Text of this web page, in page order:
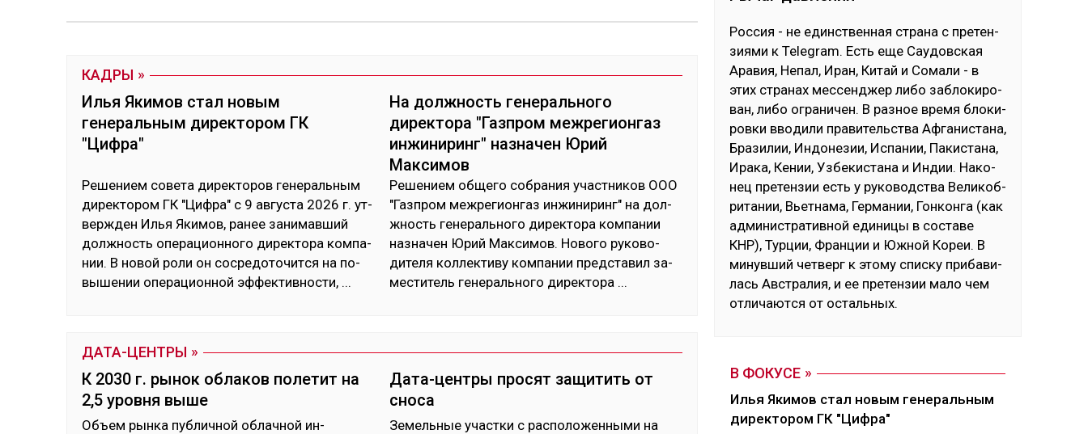
КАДРЫ
Илья Якимов стал новым
генеральным директором ГК
"Цифра"
Ре­шением со­вета ди­рек­то­ров ге­нераль­ным
ди­рек­то­ром ГК "Циф­ра" с 9 ав­гус­та 2026 г. ут­
вер­жден Илья Яки­мов, ра­нее за­нимав­ший
дол­жность опе­рацион­но­го ди­рек­то­ра ком­па­
нии. В но­вой ро­ли он сос­ре­дото­чит­ся на по­
выше­нии опе­рацион­ной эф­фек­тив­нос­ти, ...
На должность генерального
директора "Газпром межрегионгаз
инжиниринг" назначен Юрий
Максимов
Ре­шением об­ще­го соб­ра­ния учас­тни­ков ООО
"Газ­пром меж­ре­гион­газ ин­жи­ниринг" на дол­
жность ге­нераль­но­го ди­рек­то­ра ком­па­нии
наз­на­чен Юрий Мак­си­мов. Но­вого ру­ково­
дите­ля кол­лек­ти­ву ком­па­нии пред­ста­вил за­
мес­ти­тель ге­нераль­но­го ди­рек­то­ра ...
ДАТА-ЦЕНТРЫ
К 2030 г. рынок облаков полетит на
2,5 уровня выше
Объ­ем рын­ка пуб­лич­ной об­лач­ной ин­
Дата-центры просят защитить от
сноса
Зе­мель­ные учас­тки с рас­по­ложен­ны­ми на
Рос­сия - не единс­твен­ная стра­на с пре­тен­
зия­ми к Telegram. Есть еще Сау­дов­ская
Ара­вия, Не­пал, Иран, Ки­тай и Со­ма­ли - в
этих стра­нах мес­сен­джер ли­бо заб­ло­ки­ро­
ван, ли­бо ог­ра­ни­чен. В раз­ное вре­мя бло­ки­
ров­ки вво­ди­ли пра­ви­тель­ства Аф­га­нис­та­на,
Бра­зи­лии, Ин­до­не­зии, Ис­па­нии, Па­кис­та­на,
Ира­ка, Ке­нии, Уз­бе­кис­та­на и Ин­дии. На­ко­
нец пре­тен­зии есть у ру­ко­водс­тва Ве­ли­коб­
ри­та­нии, Вь­ет­на­ма, Гер­ма­нии, Гон­кон­га (как
ад­ми­нис­тра­тив­ной еди­ни­цы в сос­та­ве
КНР), Тур­ции, Фран­ции и Юж­ной Ко­реи. В
ми­нув­ший чет­верг к это­му спис­ку при­ба­ви­
лась Авс­тра­лия, и ее пре­тен­зии ма­ло чем
от­ли­чают­ся от ос­таль­ных.
В ФОКУСЕ
Илья Якимов стал новым генеральным
директором ГК "Цифра"